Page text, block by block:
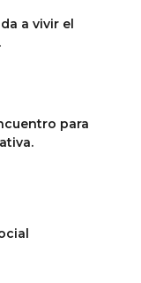
a vivir el
para